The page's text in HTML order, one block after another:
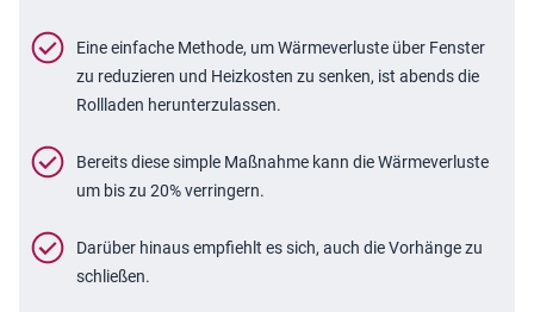
Eine einfache Methode, um Wärmeverluste über Fenster
zu reduzieren und Heizkosten zu senken, ist abends die
Rollladen herunterzulassen.
Bereits diese simple Maßnahme kann die Wärmeverluste
um bis zu 20% verringern.
Darüber hinaus empfiehlt es sich, auch die Vorhänge zu
schließen.